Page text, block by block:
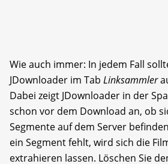
Wie auch immer: In jedem Fall
JDownloader im Tab Linksammler
Dabei zeigt JDownloader in der
schon vor dem Download an, ob
Segmente auf dem Server
ein Segment fehlt, wird sich die
extrahieren lassen. Löschen Sie